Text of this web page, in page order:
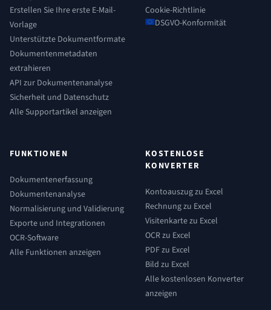
Erstellen Sie Ihre erste E-Mail-
Vorlage
Unterstützte Dokumentformate
Dokumentenmetadaten
extrahieren
API zur Dokumentenanalyse
Sicherheit und Datenschutz
Alle Supportartikel anzeigen
Cookie-Richtlinie
DSGVO-Konformität
FUNKTIONEN
Dokumentenerfassung
Dokumentenanalyse
Normalisierung und Validierung
Exporte und Integrationen
OCR-Software
Alle Funktionen anzeigen
KOSTENLOSE
KONVERTER
Kontoauszug zu Excel
Rechnung zu Excel
Visitenkarte zu Excel
OCR zu Excel
PDF zu Excel
Bild zu Excel
Alle kostenlosen Konverter
anzeigen